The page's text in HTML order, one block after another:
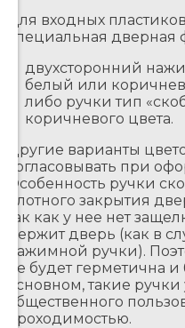
Для входных
специальная дверная
двухсторонний
белый или
либо ручки тип
коричневого цвета.
Другие варианты
согласовывать при
Особенность ручки
плотного закрытия
так как у нее нет
держит дверь (как в
нажимной ручки).
не будет герметична
основном, такие
общественного
проходимостью.